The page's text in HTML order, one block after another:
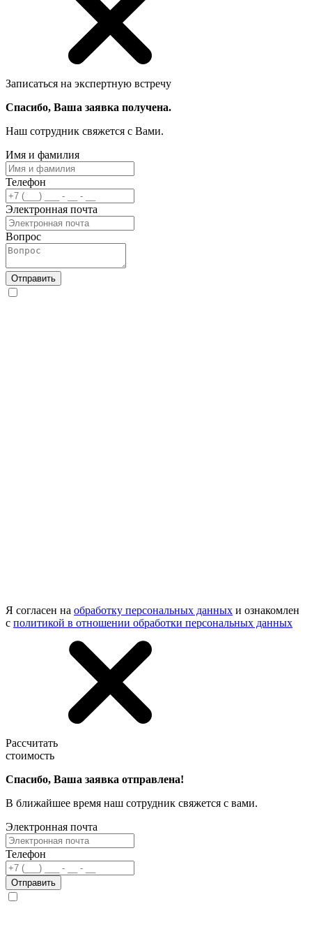
Записаться на экспертную встречу
Спасибо, Ваша заявка получена.
Наш сотрудник свяжется с Вами.
Имя и фамилия
Телефон
Электронная почта
Вопрос
Отправить
Я согласен на обработку персональных данных и ознакомлен
с политикой в отношении обработки персональных данных
Рассчитать
стоимость
Спасибо, Ваша заявка отправлена!
В ближайшее время наш сотрудник свяжется с вами.
Электронная почта
Телефон
Отправить